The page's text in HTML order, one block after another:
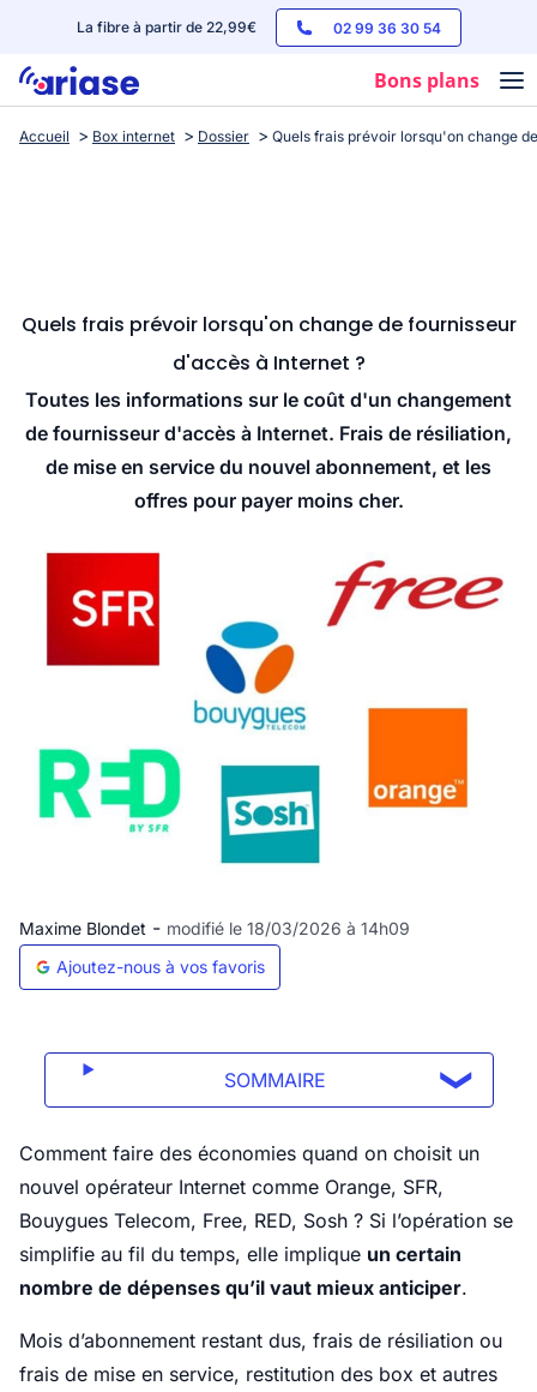
La fibre à partir de 22,99€ 02 99 36 30 54
Bons plans
Box internet
Streaming
Accueil Box internet Dossier Quels frais prévoir lorsqu'on change
Quels frais prévoir lorsqu'on change de fournisseur
d'accès à Internet ?
Toutes les informations sur le coût d'un changement
de fournisseur d'accès à Internet. Frais de résiliation,
de mise en service du nouvel abonnement, et les
offres pour payer moins cher.
Maxime Blondet - modifié le 18/03/2026 à 14h09
Ajoutez-nous à vos favoris
SOMMAIRE
Comment faire des économies quand on choisit un
nouvel opérateur Internet comme Orange, SFR,
Bouygues Telecom, Free, RED, Sosh ? Si l’opération se
simplifie au fil du temps, elle implique un certain
nombre de dépenses qu’il vaut mieux anticiper.
Mois d’abonnement restant dus, frais de résiliation ou
frais de mise en service, restitution des box et autres